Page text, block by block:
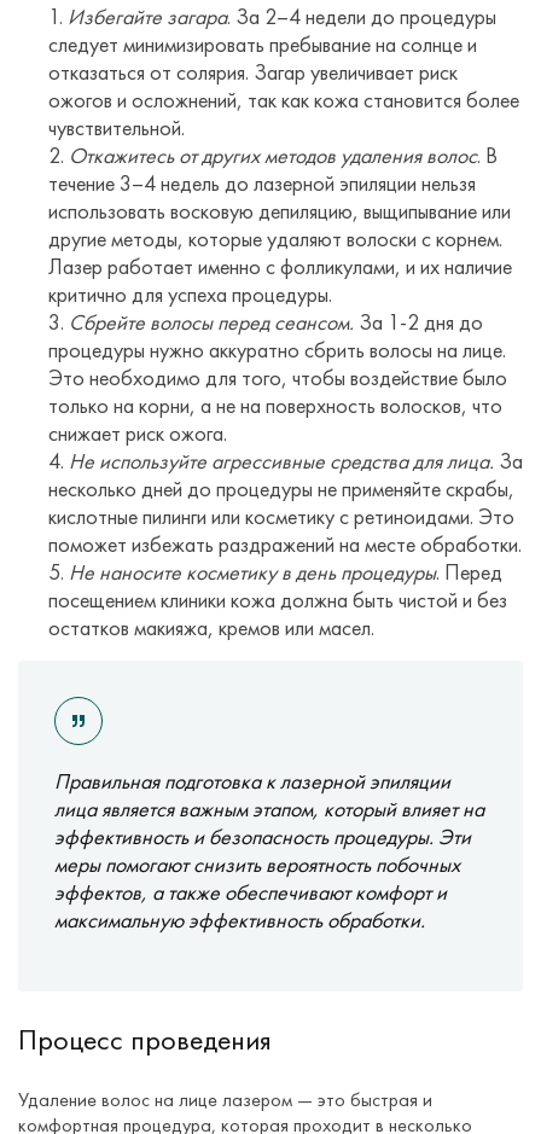
Избегайте загара. За 2–4 недели до процедуры
следует минимизировать пребывание на солнце и
отказаться от солярия. Загар увеличивает риск
ожогов и осложнений, так как кожа становится более
чувствительной.
Откажитесь от других методов удаления волос. В
течение 3–4 недель до лазерной эпиляции нельзя
использовать восковую депиляцию, выщипывание или
другие методы, которые удаляют волоски с корнем.
Лазер работает именно с фолликулами, и их наличие
критично для успеха процедуры.
Сбрейте волосы перед сеансом. За 1-2 дня до
процедуры нужно аккуратно сбрить волосы на лице.
Это необходимо для того, чтобы воздействие было
только на корни, а не на поверхность волосков, что
снижает риск ожога.
Не используйте агрессивные средства для лица. За
несколько дней до процедуры не применяйте скрабы,
кислотные пилинги или косметику с ретиноидами. Это
поможет избежать раздражений на месте обработки.
Не наносите косметику в день процедуры. Перед
посещением клиники кожа должна быть чистой и без
остатков макияжа, кремов или масел.
Правильная подготовка к лазерной эпиляции
лица является важным этапом, который влияет на
эффективность и безопасность процедуры. Эти
меры помогают снизить вероятность побочных
эффектов, а также обеспечивают комфорт и
максимальную эффективность обработки.
Процесс проведения
Удаление волос на лице лазером — это быстрая и
комфортная процедура, которая проходит в несколько